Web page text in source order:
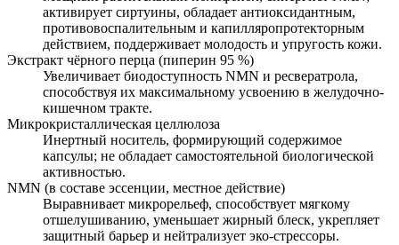
активирует сиртуины, обладает антиоксидантным,
противовоспалительным и капилляропротекторным
действием, поддерживает молодость и упругость кожи.
Экстракт чёрного перца (пиперин 95 %)
Увеличивает биодоступность NMN и ресвератрола,
способствуя их максимальному усвоению в желудочно-
кишечном тракте.
Микрокристаллическая целлюлоза
Инертный носитель, формирующий содержимое
капсулы; не обладает самостоятельной биологической
активностью.
NMN (в составе эссенции, местное действие)
Выравнивает микрорельеф, способствует мягкому
отшелушиванию, уменьшает жирный блеск, укрепляет
защитный барьер и нейтрализует эко-стрессоры.